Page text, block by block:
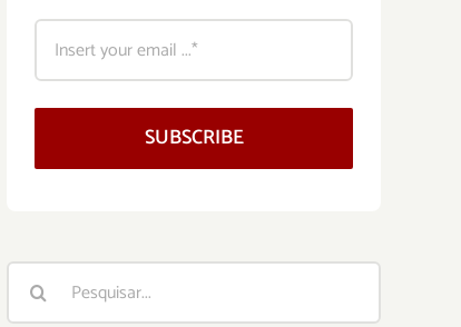
SUBSCRIBE
Buscar
resultados